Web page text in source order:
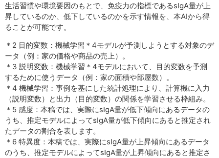
生活習慣や環境要因のもとで、免疫力の指標であるsIgA量が上
昇しているのか、低下しているのかを示す情報を、本AIから得
ることが可能です。
＊2 目的変数：機械学習＊4モデルが予測しようとする対象のデ
ータ（例：家の価格や商品の売上）。
＊3 説明変数：機械学習＊4モデルにおいて、目的変数を予測
するために使うデータ（例：家の面積や部屋数）。
＊4 機械学習：事例を基にした統計処理により、計算機に入力
（説明変数）と出力（目的変数）の関係を学習させる枠組み。
＊5 感度：本稿では、実際にsIgA量が低下傾向にあるデータの
うち、推定モデルによってsIgA量が低下傾向にあると推定され
たデータの割合を表します。
＊6 特異度：本稿では、実際にsIgA量が上昇傾向にあるデータ
のうち、推定モデルによってsIgA量が上昇傾向にあると推定さ